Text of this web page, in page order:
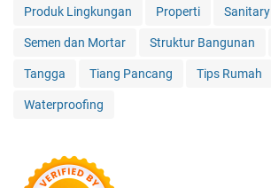
Produk Lingkungan Properti Sanitary
Semen dan Mortar Struktur Bangunan
Tangga Tiang Pancang Tips Rumah
Waterproofing